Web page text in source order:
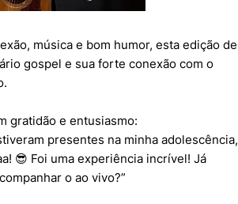
música e bom humor, esta edição de
gospel e sua forte conexão com o
gratidão e entusiasmo:
presentes na minha adolescência,
😎 Foi uma experiência incrível! Já
o ao vivo?”